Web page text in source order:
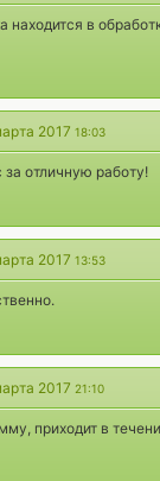
в
2017 18:03
отличную работу!
2017 13:53
2017 21:10
приходит в